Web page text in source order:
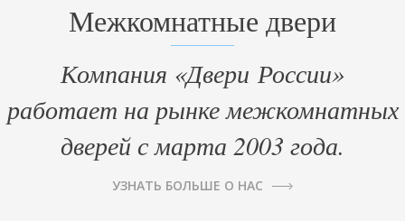
Межкомнатные двери
Компания «Двери России»
работает на рынке межкомнатных
дверей с марта 2003 года.
УЗНАТЬ БОЛЬШЕ О НАС